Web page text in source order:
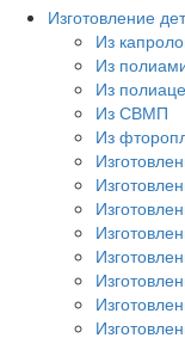
Изготовление
Из
Из
Из
Из СВМП
Из